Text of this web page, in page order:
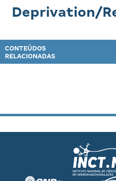
Deprivation/
CONTEÚDOS
RELACIONADAS